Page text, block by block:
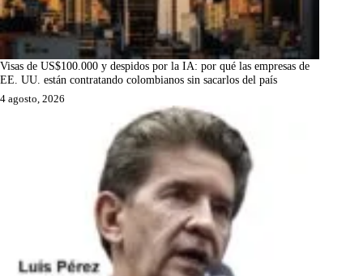
Visas de US$100.000 y despidos por la IA: por qué las empresas de
EE. UU. están contratando colombianos sin sacarlos del país
4 agosto, 2026